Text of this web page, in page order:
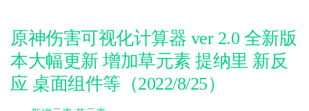
原神伤害可视化计算器 ver 2.0 全新版
本大幅更新 增加草元素 提纳里 新反
应 桌面组件等（2022/8/25）